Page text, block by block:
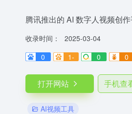
腾讯推出的 AI 数字人视频创作
收录时间：
2025-03-04
0
1- 0 0
打开网站 手机查
AI视频工具